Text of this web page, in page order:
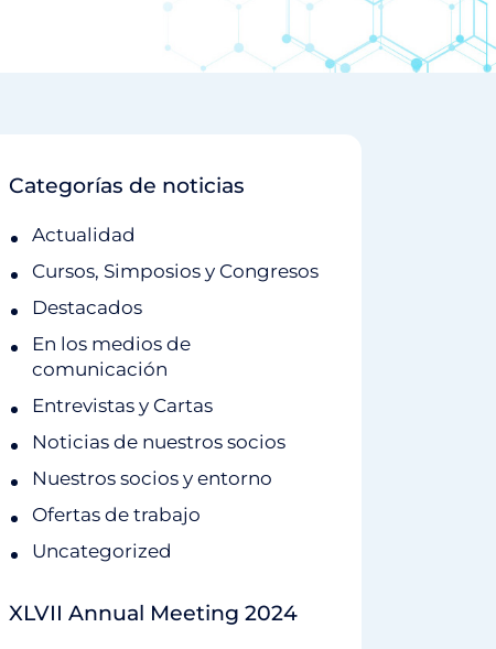
Categorías de noticias
Actualidad
Cursos, Simposios y Congresos
Destacados
En los medios de
comunicación
Entrevistas y Cartas
Noticias de nuestros socios
Nuestros socios y entorno
Ofertas de trabajo
Uncategorized
XLVII Annual Meeting 2024